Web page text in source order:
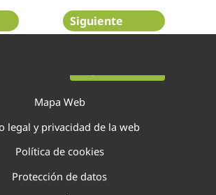
Siguiente
Mapa Web
legal y privacidad de la web
Política de cookies
Protección de datos